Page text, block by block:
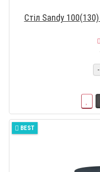
Стіл Sandy
-
BEST